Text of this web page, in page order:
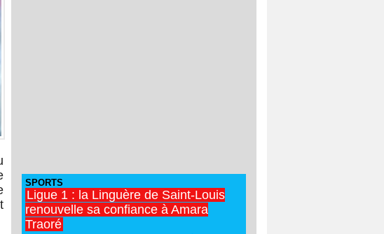
SPORTS
Ligue 1 : la Linguère de Saint-Louis
renouvelle sa confiance à Amara
Traoré